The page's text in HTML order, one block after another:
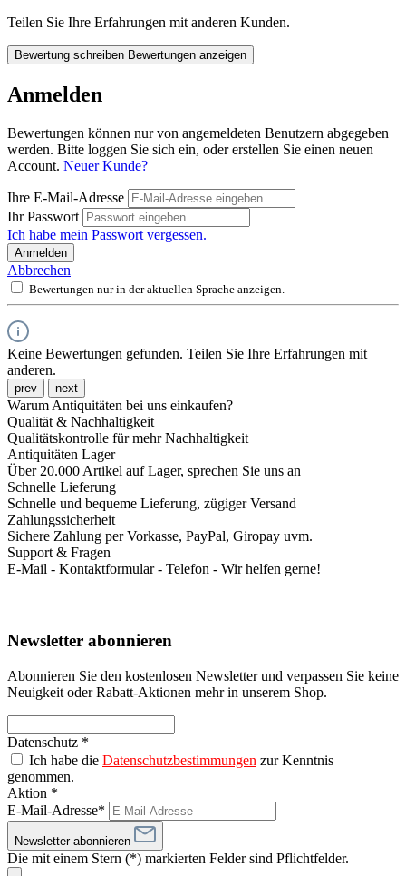
Teilen Sie Ihre Erfahrungen mit anderen Kunden.
Bewertung schreiben Bewertungen anzeigen
Anmelden
Bewertungen können nur von angemeldeten Benutzern abgegeben
werden. Bitte loggen Sie sich ein, oder erstellen Sie einen neuen
Account. Neuer Kunde?
Ihre E-Mail-Adresse
Ihr Passwort
Ich habe mein Passwort vergessen.
Anmelden
Abbrechen
Bewertungen nur in der aktuellen Sprache anzeigen.
Keine Bewertungen gefunden. Teilen Sie Ihre Erfahrungen mit
anderen.
prev next
Warum Antiquitäten bei uns einkaufen?
Qualität & Nachhaltigkeit
Qualitätskontrolle für mehr Nachhaltigkeit
Antiquitäten Lager
Über 20.000 Artikel auf Lager, sprechen Sie uns an
Schnelle Lieferung
Schnelle und bequeme Lieferung, zügiger Versand
Zahlungssicherheit
Sichere Zahlung per Vorkasse, PayPal, Giropay uvm.
Support & Fragen
E-Mail - Kontaktformular - Telefon - Wir helfen gerne!
Newsletter abonnieren
Abonnieren Sie den kostenlosen Newsletter und verpassen Sie keine
Neuigkeit oder Rabatt-Aktionen mehr in unserem Shop.
Datenschutz *
Ich habe die Datenschutzbestimmungen zur Kenntnis
genommen.
Aktion *
E-Mail-Adresse*
Newsletter abonnieren
Die mit einem Stern (*) markierten Felder sind Pflichtfelder.